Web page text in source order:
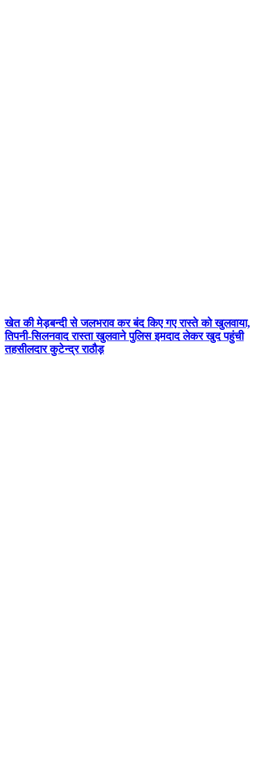
खेत की मेड़बन्दी से जलभराव कर बंद किए गए रास्ते को खुलवाया,
तिपनी-सिलनवाद रास्ता खुलवाने पुलिस इमदाद लेकर खुद पहुंची
तहसीलदार कुटेन्द्र राठौड़